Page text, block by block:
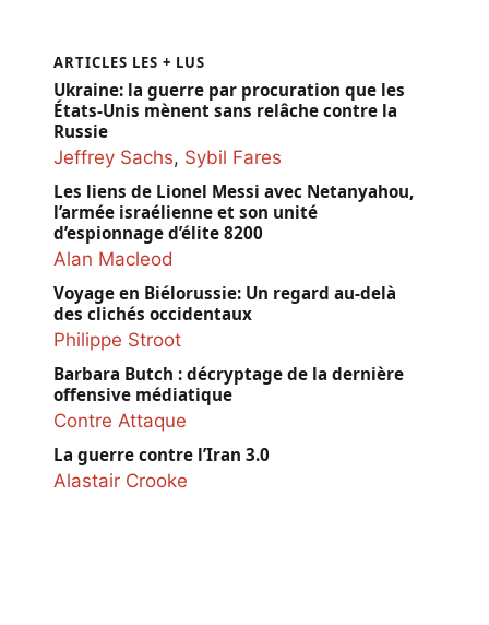
ARTICLES LES + LUS
Ukraine: la guerre par procuration que les
États-Unis mènent sans relâche contre la
Russie
Jeffrey Sachs, Sybil Fares
Les liens de Lionel Messi avec Netanyahou,
l’armée israélienne et son unité
d’espionnage d’élite 8200
Alan Macleod
Voyage en Biélorussie: Un regard au-delà
des clichés occidentaux
Philippe Stroot
Barbara Butch : décryptage de la dernière
offensive médiatique
Contre Attaque
La guerre contre l’Iran 3.0
Alastair Crooke